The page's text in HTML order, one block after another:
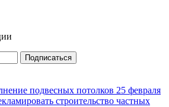
Подписаться
подвесных потолков 25 февраля
строительство частных